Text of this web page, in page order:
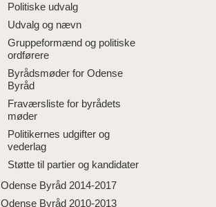
Politiske udvalg
Udvalg og nævn
Gruppeformænd og politiske
ordførere
Byrådsmøder for Odense
Byråd
Fraværsliste for byrådets
møder
Politikernes udgifter og
vederlag
Støtte til partier og kandidater
Odense Byråd 2014-2017
Odense Byråd 2010-2013